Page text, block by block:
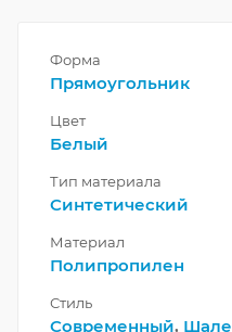
Форма
Прямоугольник
Цвет
Белый
Тип материала
Синтетический
Материал
Полипропилен
Стиль
Современный, Шале